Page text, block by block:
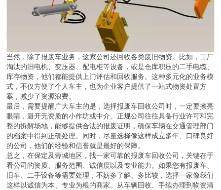
当然，除了报废车业务，这家公司还回收各类废旧物资。比如，工厂
淘汰的旧电机、变压器、配电柜等设备，或是仓库积压的二手电缆、
库存物资，他们都能提供上门评估和回收服务。这种多元化的业务模
式，不仅方便了个人车主，也为企业客户提供了一站式物资处置方
案，减少了资源浪费。
最后，需要提醒广大车主的是，选择报废车回收公司时，一定要擦亮
眼睛，避开无资质的小作坊或中介。正规公司往往具备行业许可和完
整的拆解场地，能够提供合法的报废证明，确保车辆在交通管理部门
的档案中得到正确处理。同时，尽量选择像这样成立多年、口碑良好
的公司，他们的经验和信誉就是最好的保障。
总之，在保定及蓉城地区，找一家可靠的报废车回收公司，关键在于
看公司的资质、服务范围、诚信度以及专业能力。如果您有报废车、
旧车、二手设备等需要处理，不妨多了解、多比较，选择一家像我们
这样以诚信为本、专业为根的商家。从车辆回收、手续办理到物资清